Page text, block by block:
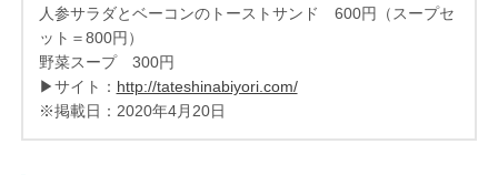
人参サラダとベーコンのトーストサンド 600円（スープセ
ット＝800円）
野菜スープ 300円
▶サイト： http://tateshinabiyori.com/
※掲載日：2020年4月20日